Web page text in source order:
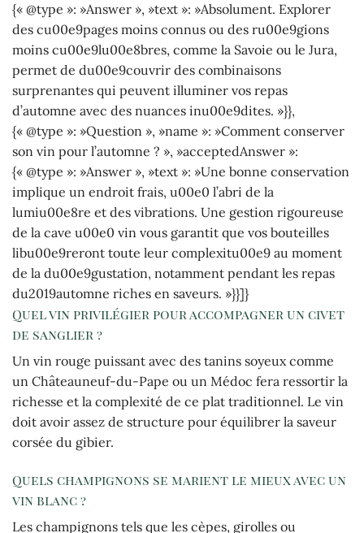
{« @type »: »Answer », »text »: »Absolument. Explorer
des cu00e9pages moins connus ou des ru00e9gions
moins cu00e9lu00e8bres, comme la Savoie ou le Jura,
permet de du00e9couvrir des combinaisons
surprenantes qui peuvent illuminer vos repas
d’automne avec des nuances inu00e9dites. »}},
{« @type »: »Question », »name »: »Comment conserver
son vin pour l’automne ? », »acceptedAnswer »:
{« @type »: »Answer », »text »: »Une bonne conservation
implique un endroit frais, u00e0 l’abri de la
lumiu00e8re et des vibrations. Une gestion rigoureuse
de la cave u00e0 vin vous garantit que vos bouteilles
libu00e9reront toute leur complexitu00e9 au moment
de la du00e9gustation, notamment pendant les repas
du2019automne riches en saveurs. »}}]}
Quel vin privilégier pour accompagner un civet
de sanglier ?
Un vin rouge puissant avec des tanins soyeux comme
un Châteauneuf-du-Pape ou un Médoc fera ressortir la
richesse et la complexité de ce plat traditionnel. Le vin
doit avoir assez de structure pour équilibrer la saveur
corsée du gibier.
Quels champignons se marient le mieux avec un
vin blanc ?
Les champignons tels que les cèpes, girolles ou